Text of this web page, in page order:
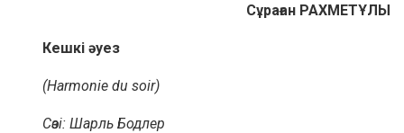
Сұраған РАХМЕТҰЛЫ
Кешкі әуез
(Harmonie du soir)
Сөзі: Шарль Бодлер